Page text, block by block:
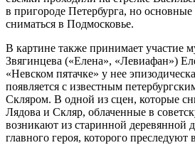
в пригороде Петербурга, но
сниматься в Подмосковье.
В картине также принимает участие
Звягинцева («Елена», «Левиафан»)
«Невском пятачке» у нее
появляется с известным
Скляром. В одной из сцен, которые
Лядова и Скляр, облаченные в
возникают из старинной деревянной
главного героя, которого